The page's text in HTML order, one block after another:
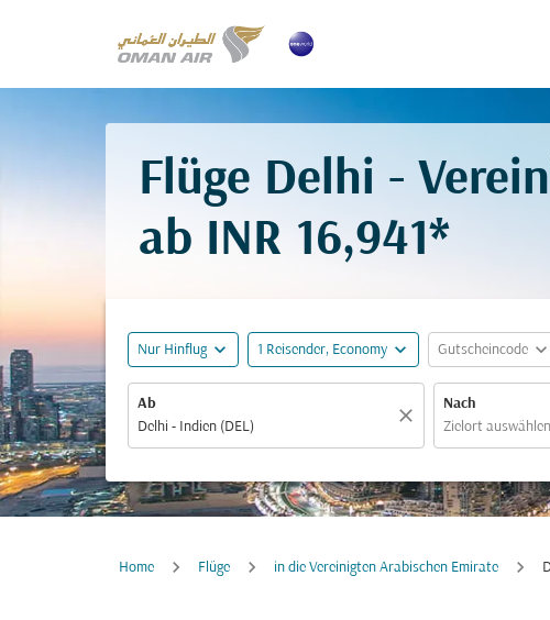
Flüge Delhi -
ab INR 16,941*
Nur Hinflug expand_more 1 Reisender, Economy expand_more Gutscheincode expand_more
Ab
close
Nach
Home Flüge in die Vereinigten Arabischen Emirate